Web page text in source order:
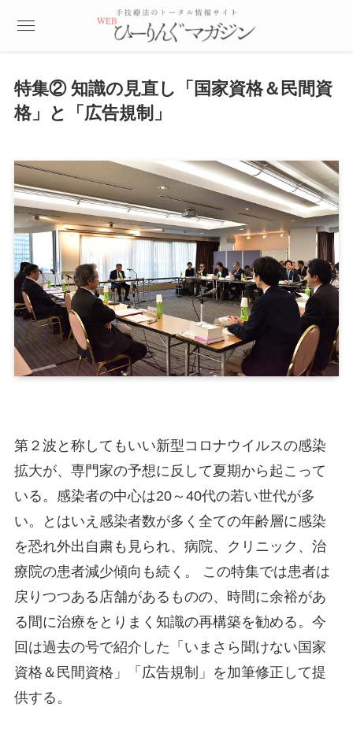
特集② 知識の見直し「国家資格＆民間資
格」と「広告規制」
第２波と称してもいい新型コロナウイルスの感染
拡大が、専門家の予想に反して夏期から起こって
いる。感染者の中心は20～40代の若い世代が多
い。とはいえ感染者数が多く全ての年齢層に感染
を恐れ外出自粛も見られ、病院、クリニック、治
療院の患者減少傾向も続く。 この特集では患者は
戻りつつある店舗があるものの、時間に余裕があ
る間に治療をとりまく知識の再構築を勧める。今
回は過去の号で紹介した「いまさら聞けない国家
資格＆民間資格」「広告規制」を加筆修正して提
供する。